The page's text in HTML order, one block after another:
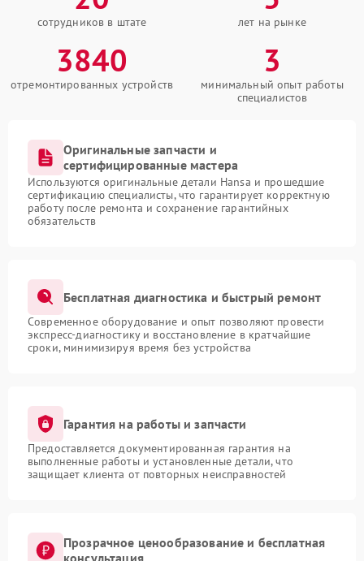
сотрудников в штате лет на рынке
3840
отремонтированных устройств
3
минимальный опыт работы
специалистов
Оригинальные запчасти и
сертифицированные мастера
Используются оригинальные детали Hansa и прошедшие
сертификацию специалисты, что гарантирует корректную
работу после ремонта и сохранение гарантийных
обязательств
Бесплатная диагностика и быстрый ремонт
Современное оборудование и опыт позволяют провести
экспресс-диагностику и восстановление в кратчайшие
сроки, минимизируя время без устройства
Гарантия на работы и запчасти
Предоставляется документированная гарантия на
выполненные работы и установленные детали, что
защищает клиента от повторных неисправностей
Прозрачное ценообразование и бесплатная